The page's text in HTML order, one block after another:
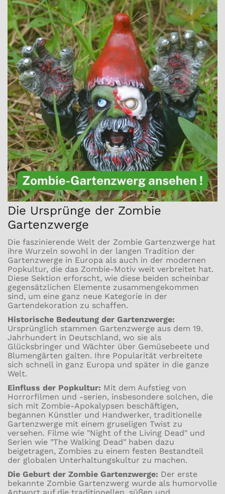
Die Ursprünge der Zombie
Gartenzwerge
Die faszinierende Welt der Zombie Gartenzwerge hat
ihre Wurzeln sowohl in der langen Tradition der
Gartenzwerge in Europa als auch in der modernen
Popkultur, die das Zombie-Motiv weit verbreitet hat.
Diese Sektion erforscht, wie diese beiden scheinbar
gegensätzlichen Elemente zusammengekommen
sind, um eine ganz neue Kategorie in der
Gartendekoration zu schaffen.
Historische Bedeutung der Gartenzwerge:
Ursprünglich stammen Gartenzwerge aus dem 19.
Jahrhundert in Deutschland, wo sie als
Glücksbringer und Wächter über Gemüsebeete und
Blumengärten galten. Ihre Popularität verbreitete
sich schnell in ganz Europa und später in die ganze
Welt.
Einfluss der Popkultur: Mit dem Aufstieg von
Horrorfilmen und -serien, insbesondere solchen, die
sich mit Zombie-Apokalypsen beschäftigen,
begannen Künstler und Handwerker, traditionelle
Gartenzwerge mit einem gruseligen Twist zu
versehen. Filme wie "Night of the Living Dead" und
Serien wie "The Walking Dead" haben dazu
beigetragen, Zombies zu einem festen Bestandteil
der globalen Unterhaltungskultur zu machen.
Die Geburt der Zombie Gartenzwerge: Der erste
bekannte Zombie Gartenzwerg wurde als humorvolle
Antwort auf die traditionellen, süßen und